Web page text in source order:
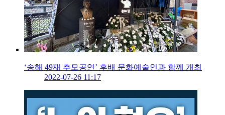
‘송해 49재 추모공연’ 후배 문화예술인과 함께 개최
2022-07-26 11:17